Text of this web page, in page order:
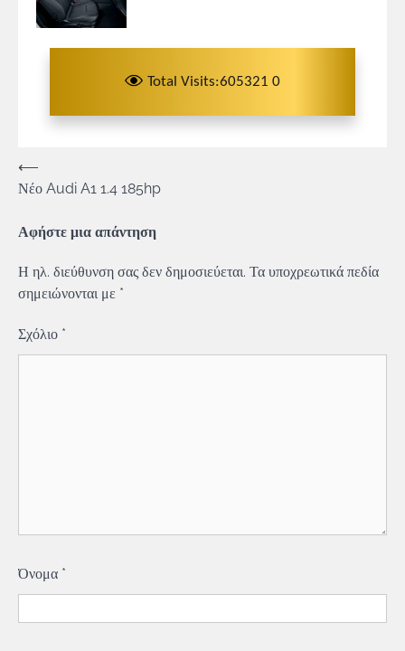
Total Visits:605321 0
Πλοήγηση
άρθρων
⟵
Νέο Audi A1 1.4 185hp
Αφήστε μια απάντηση
Η ηλ. διεύθυνση σας δεν δημοσιεύεται. Τα υποχρεωτικά πεδία
σημειώνονται με *
Σχόλιο *
Όνομα *